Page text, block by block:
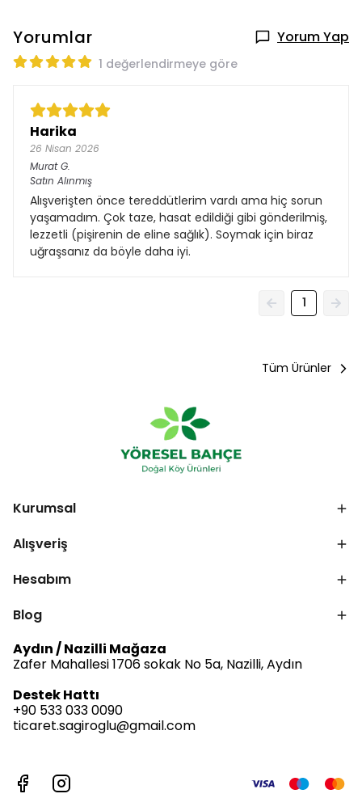
Yorumlar Yorum Yap
1 değerlendirmeye göre
Harika
26 Nisan 2026
MuratG.
Satın Alınmış
Alışverişten önce tereddütlerim vardı ama hiç sorun
yaşamadım. Çok taze, hasat edildiği gibi gönderilmiş,
lezzetli (pişirenin de eline sağlık). Soymak için biraz
uğraşsanız da böyle daha iyi.
1
Tüm Ürünler
Kurumsal
Alışveriş
Hesabım
Blog
Aydın / Nazilli Mağaza
Zafer Mahallesi 1706 sokak No 5a, Nazilli, Aydın
Destek Hattı
+90 533 033 0090
ticaret.sagiroglu@gmail.com